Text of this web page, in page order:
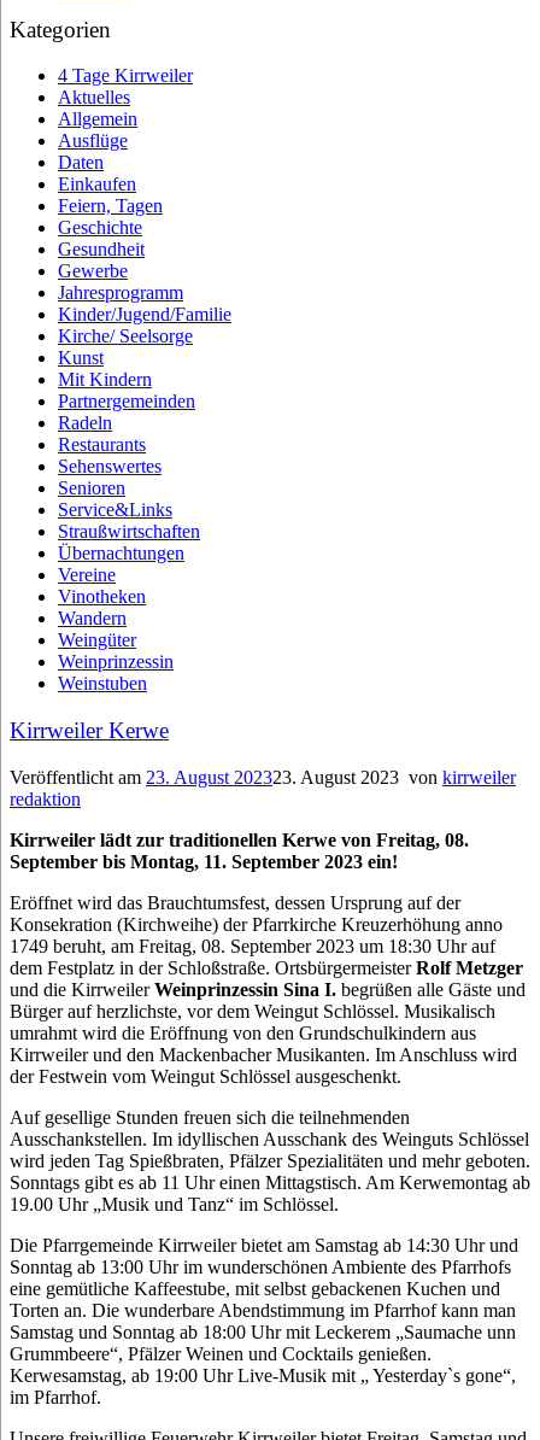
Kategorien
4 Tage Kirrweiler
Aktuelles
Allgemein
Ausflüge
Daten
Einkaufen
Feiern, Tagen
Geschichte
Gesundheit
Gewerbe
Jahresprogramm
Kinder/Jugend/Familie
Kirche/ Seelsorge
Kunst
Mit Kindern
Partnergemeinden
Radeln
Restaurants
Sehenswertes
Senioren
Service&Links
Straußwirtschaften
Übernachtungen
Vereine
Vinotheken
Wandern
Weingüter
Weinprinzessin
Weinstuben
Kirrweiler Kerwe
Veröffentlicht am 23. August 202323. August 2023 von kirrweiler
redaktion
Kirrweiler lädt zur traditionellen Kerwe von Freitag, 08.
September bis Montag, 11. September 2023 ein!
Eröffnet wird das Brauchtumsfest, dessen Ursprung auf der
Konsekration (Kirchweihe) der Pfarrkirche Kreuzerhöhung anno
1749 beruht, am Freitag, 08. September 2023 um 18:30 Uhr auf
dem Festplatz in der Schloßstraße. OrtsbürgermeisterRolf Metzger
und die KirrweilerWeinprinzessin Sina I. begrüßen alle Gäste und
Bürger auf herzlichste, vor dem Weingut Schlössel. Musikalisch
umrahmt wird die Eröffnung von den Grundschulkindern aus
Kirrweiler und den Mackenbacher Musikanten. Im Anschluss wird
der Festwein vom Weingut Schlössel ausgeschenkt.
Auf gesellige Stunden freuen sich die teilnehmenden
Ausschankstellen. Im idyllischen Ausschank des Weinguts Schlössel
wird jeden Tag Spießbraten, Pfälzer Spezialitäten und mehr geboten.
Sonntags gibt es ab 11 Uhr einen Mittagstisch. Am Kerwemontag ab
19.00 Uhr „Musik und Tanz“ im Schlössel.
Die Pfarrgemeinde Kirrweiler bietet am Samstag ab 14:30 Uhr und
Sonntag ab 13:00 Uhr im wunderschönen Ambiente des Pfarrhofs
eine gemütliche Kaffeestube, mit selbst gebackenen Kuchen und
Torten an. Die wunderbare Abendstimmung im Pfarrhof kann man
Samstag und Sonntag ab 18:00 Uhr mit Leckerem „Saumache unn
Grummbeere“, Pfälzer Weinen und Cocktails genießen.
Kerwesamstag, ab 19:00 Uhr Live-Musik mit „ Yesterday`s gone“,
im Pfarrhof.